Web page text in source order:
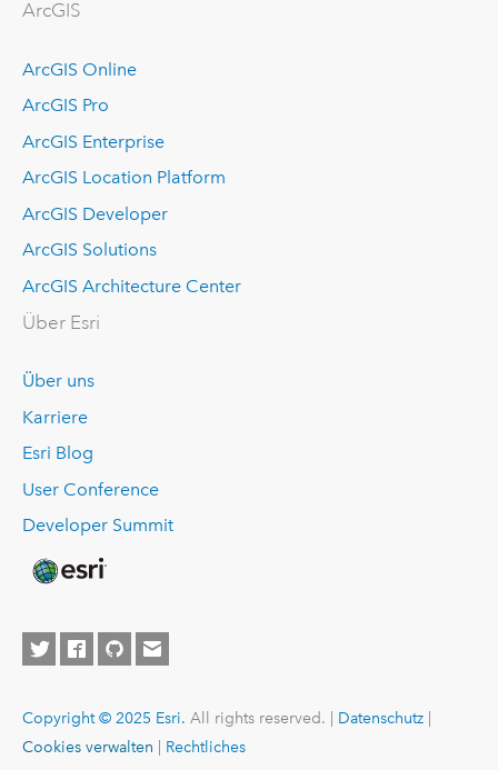
ArcGIS
ArcGIS Online
ArcGIS Pro
ArcGIS Enterprise
ArcGIS Location Platform
ArcGIS Developer
ArcGIS Solutions
ArcGIS Architecture Center
Über Esri
Über uns
Karriere
Esri Blog
User Conference
Developer Summit
Copyright © 2025 Esri. All rights reserved. | Datenschutz|
Cookies verwalten
Rechtliches